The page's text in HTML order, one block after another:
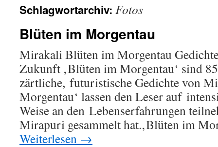
Schlagwortarchiv: Fotos
Blüten im Morgentau
Mirakali Blüten im Morgentau
Zukunft ‚Blüten im Morgentau‘ sind 85
zärtliche, futuristische Gedichte von
Morgentau‘ lassen den Leser auf
Weise an den Lebenserfahrungen
Mirapuri gesammelt hat.‚Blüten im
Weiterlesen →